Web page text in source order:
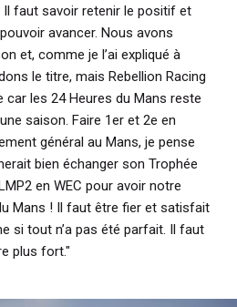
Il faut savoir retenir le positif et
avancer. Nous avons
et, comme je l’ai expliqué à
le titre, mais Rebellion Racing
car les 24 Heures du Mans reste
saison. Faire 1er et 2e en
général au Mans, je pense
bien échanger son Trophée
en WEC pour avoir notre
Mans ! Il faut être fier et satisfait
si tout n’a pas été parfait. Il faut
plus fort."